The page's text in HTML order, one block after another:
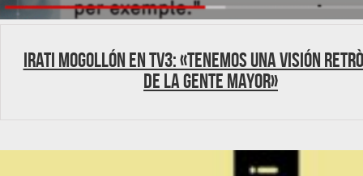
Irati Mogollón en TV3: «Tenemos una visión
de la gente mayor»